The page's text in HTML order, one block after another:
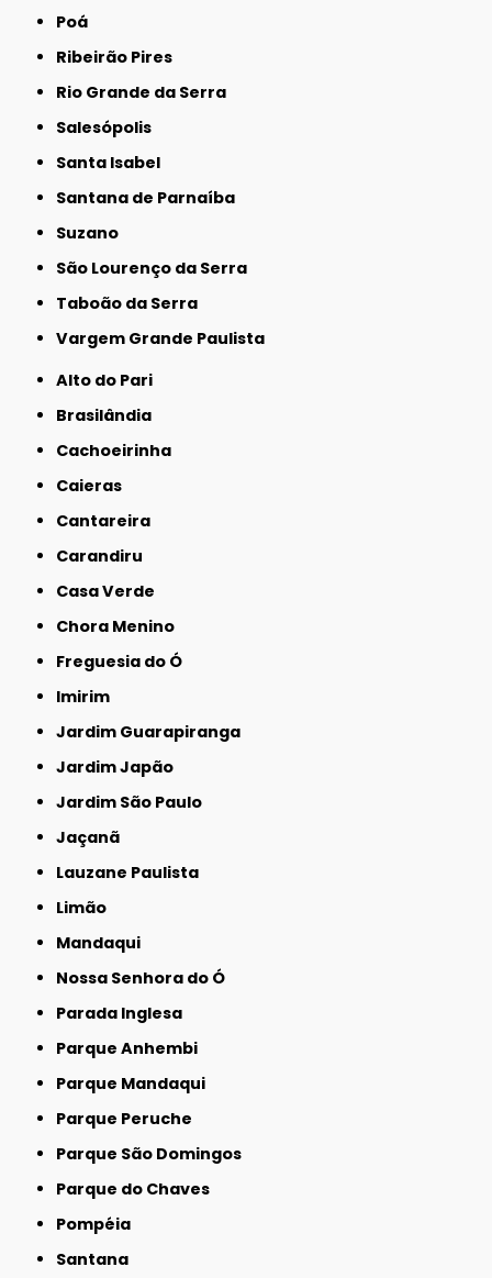
Poá
Ribeirão Pires
Rio Grande da Serra
Salesópolis
Santa Isabel
Santana de Parnaíba
Suzano
São Lourenço da Serra
Taboão da Serra
Vargem Grande Paulista
Alto do Pari
Brasilândia
Cachoeirinha
Caieras
Cantareira
Carandiru
Casa Verde
Chora Menino
Freguesia do Ó
Imirim
Jardim Guarapiranga
Jardim Japão
Jardim São Paulo
Jaçanã
Lauzane Paulista
Limão
Mandaqui
Nossa Senhora do Ó
Parada Inglesa
Parque Anhembi
Parque Mandaqui
Parque Peruche
Parque São Domingos
Parque do Chaves
Pompéia
Santana